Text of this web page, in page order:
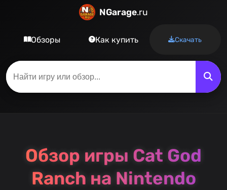
NGarage.ru
Обзоры Как купить Скачать
Обзор игры Cat God
Ranch на Nintendo